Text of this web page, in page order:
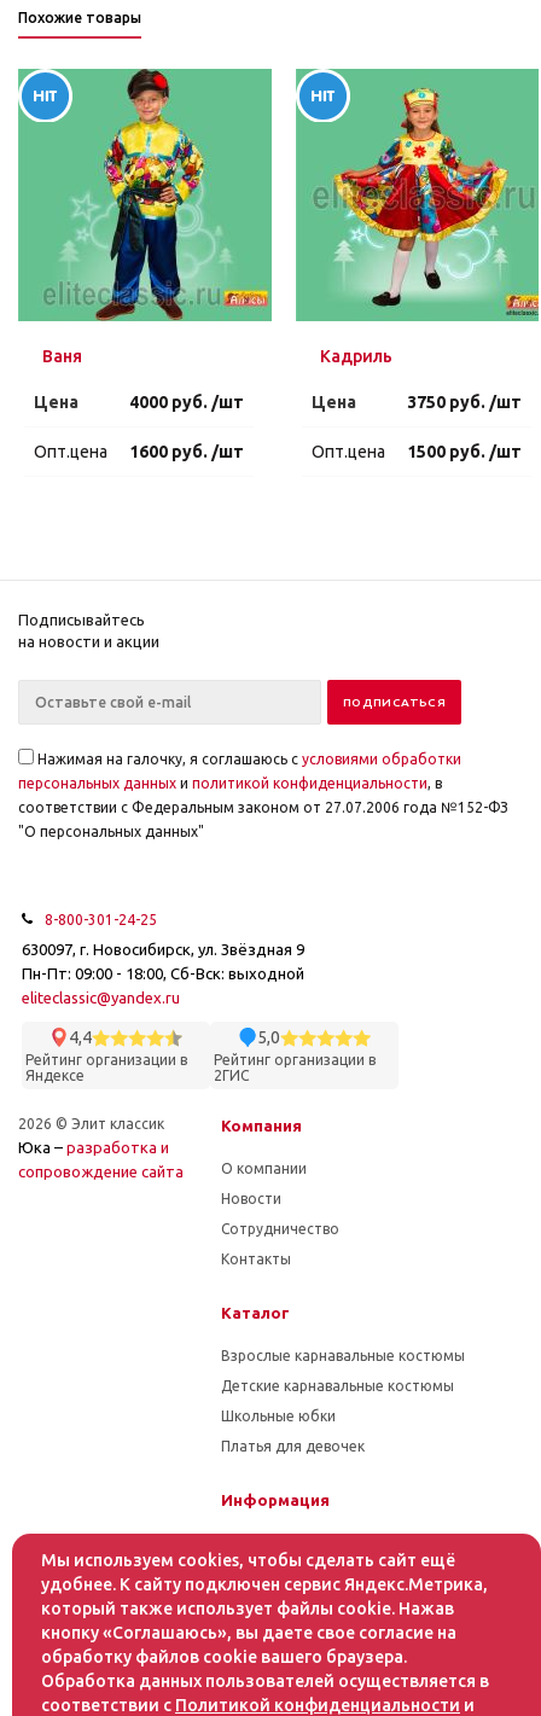
Похожие товары
Ваня
Цена 4000 руб. /шт
Опт.цена 1600 руб. /шт
Кадриль
Цена 3750 руб. /шт
Опт.цена 1500 руб. /шт
Подписывайтесь
на новости и акции
Нажимая на галочку, я соглашаюсь с условиями обработки
персональных данных и политикой конфиденциальности, в
соответствии с Федеральным законом от 27.07.2006 года №152-ФЗ
"О персональных данных"
8-800-301-24-25
630097, г. Новосибирск, ул. Звёздная 9
Пн-Пт: 09:00 - 18:00, Сб-Вск: выходной
eliteclassic@yandex.ru
4,4
Рейтинг организации в
Яндексе
5,0
Рейтинг организации в
2ГИС
2026 © Элит классик
Юка – разработка и
cопровождение сайта
Компания
О компании
Новости
Сотрудничество
Контакты
Каталог
Взрослые карнавальные костюмы
Детские карнавальные костюмы
Школьные юбки
Платья для девочек
Информация
Условия оплаты
Условия доставки
Помощь
Статьи
Мы используем cookies, чтобы сделать сайт ещё
удобнее. К сайту подключен сервис Яндекс.Метрика,
который также использует файлы cookie. Нажав
кнопку «Соглашаюсь», вы даете свое согласие на
обработку файлов cookie вашего браузера.
Обработка данных пользователей осуществляется в
соответствии с Политикой конфиденциальности и